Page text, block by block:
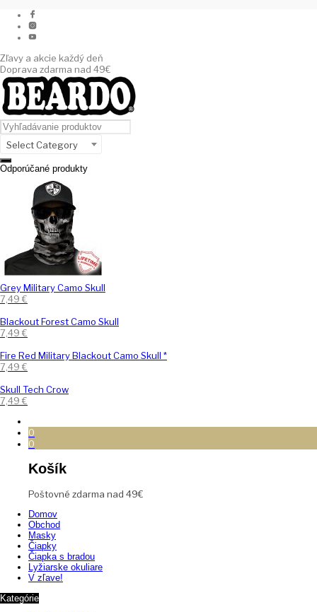
Zľavy a akcie každý deň
Doprava zdarma nad 49€
Select Category
Odporúčané produkty
Grey Military Camo Skull
7,49 €
Blackout Forest Camo Skull
7,49 €
Fire Red Military Blackout Camo Skull *
7,49 €
Skull Tech Crow
7,49 €
0
0
Košík
Poštovné zdarma nad 49€
Domov
Obchod
Masky
Čiapky
Čiapka s bradou
Lyžiarske okuliare
V zľave!
Kategórie